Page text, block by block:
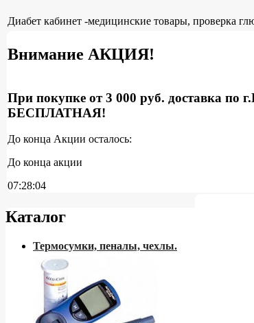
Диабет кабинет -медицинские товары, проверка
Внимание АКЦИЯ!
При покупке от 3 000 руб. доставка по
БЕСПЛАТНАЯ!
До конца Акции осталось:
До конца акции
07:28:03
Каталог
Термосумки, пеналы, чехлы.